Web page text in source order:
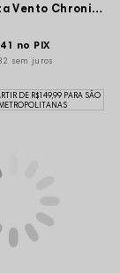
Jaqueta Corta Vento Chronic Authentic - Verde Escuro
no PIX
sem juros
DE R$149,99 PARA SÃO